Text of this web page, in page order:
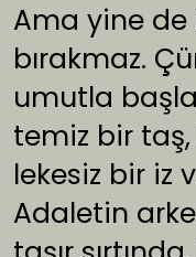
Ama yine de
bırakmaz.
umutla
temiz bir
lekesiz bir iz
Adaletin